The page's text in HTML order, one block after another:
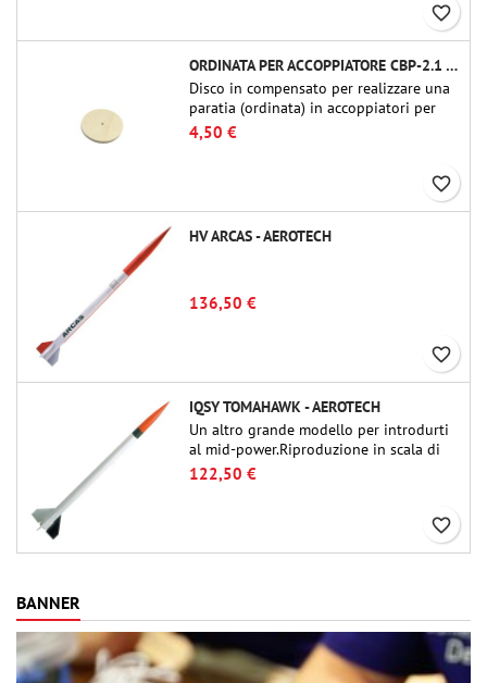
favorite_border
ORDINATA PER ACCOPPIATORE CBP-2.1 - PUBLIC MISSILES LTD.
Disco in compensato per realizzare una
paratia (ordinata) in accoppiatori per
tubi Public Missiles Ltd. da 54 mm (PT-
2.1 o QT-2.1)
4,50 €
favorite_border
HV ARCAS - AEROTECH
136,50 €
favorite_border
IQSY TOMAHAWK - AEROTECH
Un altro grande modello per introdurti
al mid-power.Riproduzione in scala di
un famoso razzo-sonda, dalle dimensioni
contenute e adatto per passare a kit di
122,50 €
favorite_border
BANNER